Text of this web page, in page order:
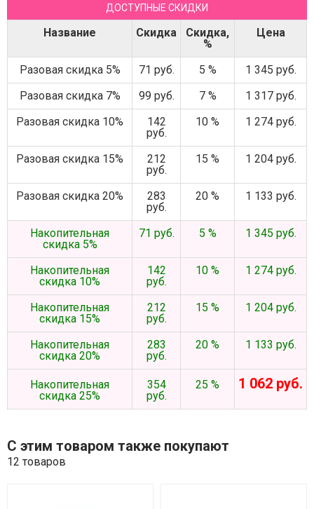
ДОСТУПНЫЕ СКИДКИ
Название Скидка
Скидка,
%
Цена
Разовая скидка 5% 71 руб. 5 %
1 345 руб.
Разовая скидка 7%
99 руб. 7 %
1 317 руб.
Разовая скидка 10%
142
руб.
10 % 1 274 руб.
Разовая скидка 15%
212
руб.
15 % 1 204 руб.
Разовая скидка 20%
283
руб.
20 % 1 133 руб.
Накопительная
скидка 5%
71 руб. 5 % 1 345 руб.
Накопительная
скидка 10%
142
руб.
10 % 1 274 руб.
Накопительная
скидка 15%
212
руб.
15 % 1 204 руб.
Накопительная
скидка 20%
283
руб.
20 % 1 133 руб.
Накопительная
скидка 25%
354
руб.
25 % 1 062 руб.
С этим товаром также покупают
12 товаров